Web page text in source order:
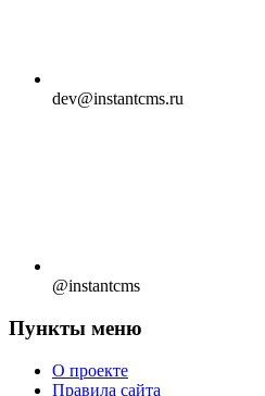
dev@instantcms.ru
@instantcms
Пункты меню
О проекте
Правила сайта